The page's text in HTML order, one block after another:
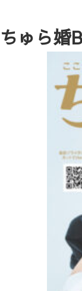
ちゅら婚